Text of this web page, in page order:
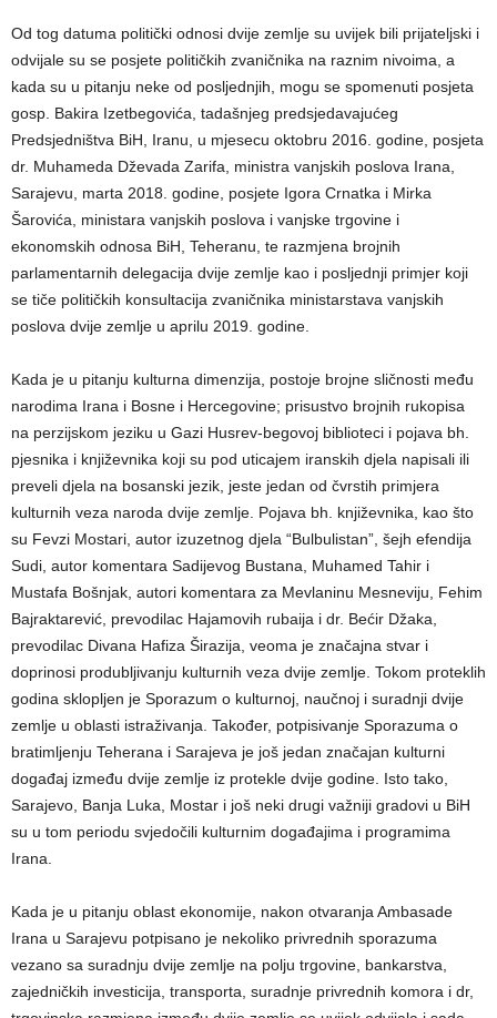
Od tog datuma politički odnosi dvije zemlje su uvijek bili prijateljski i
odvijale su se posjete političkih zvaničnika na raznim nivoima, a
kada su u pitanju neke od posljednjih, mogu se spomenuti posjeta
gosp. Bakira Izetbegovića, tadašnjeg predsjedavajućeg
Predsjedništva BiH, Iranu, u mjesecu oktobru 2016. godine, posjeta
dr. Muhameda Dževada Zarifa, ministra vanjskih poslova Irana,
Sarajevu, marta 2018. godine, posjete Igora Crnatka i Mirka
Šarovića, ministara vanjskih poslova i vanjske trgovine i
ekonomskih odnosa BiH, Teheranu, te razmjena brojnih
parlamentarnih delegacija dvije zemlje kao i posljednji primjer koji
se tiče političkih konsultacija zvaničnika ministarstava vanjskih
poslova dvije zemlje u aprilu 2019. godine.
Kada je u pitanju kulturna dimenzija, postoje brojne sličnosti među
narodima Irana i Bosne i Hercegovine; prisustvo brojnih rukopisa
na perzijskom jeziku u Gazi Husrev-begovoj biblioteci i pojava bh.
pjesnika i književnika koji su pod uticajem iranskih djela napisali ili
preveli djela na bosanski jezik, jeste jedan od čvrstih primjera
kulturnih veza naroda dvije zemlje. Pojava bh. književnika, kao što
su Fevzi Mostari, autor izuzetnog djela “Bulbulistan”, šejh efendija
Sudi, autor komentara Sadijevog Bustana, Muhamed Tahir i
Mustafa Bošnjak, autori komentara za Mevlaninu Mesneviju, Fehim
Bajraktarević, prevodilac Hajamovih rubaija i dr. Bećir Džaka,
prevodilac Divana Hafiza Širazija, veoma je značajna stvar i
doprinosi produbljivanju kulturnih veza dvije zemlje. Tokom proteklih
godina sklopljen je Sporazum o kulturnoj, naučnoj i suradnji dvije
zemlje u oblasti istraživanja. Također, potpisivanje Sporazuma o
bratimljenju Teherana i Sarajeva je još jedan značajan kulturni
događaj između dvije zemlje iz protekle dvije godine. Isto tako,
Sarajevo, Banja Luka, Mostar i još neki drugi važniji gradovi u BiH
su u tom periodu svjedočili kulturnim događajima i programima
Irana.
Kada je u pitanju oblast ekonomije, nakon otvaranja Ambasade
Irana u Sarajevu potpisano je nekoliko privrednih sporazuma
vezano sa suradnju dvije zemlje na polju trgovine, bankarstva,
zajedničkih investicija, transporta, suradnje privrednih komora i dr,